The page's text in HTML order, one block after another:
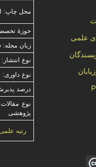
محل چاپ:
حوزۀ
زبان مجله:
نوع
نوع داوری: حداقل 2
درصد پذیرش
نوع
پژوهشی
رتبه
علمی